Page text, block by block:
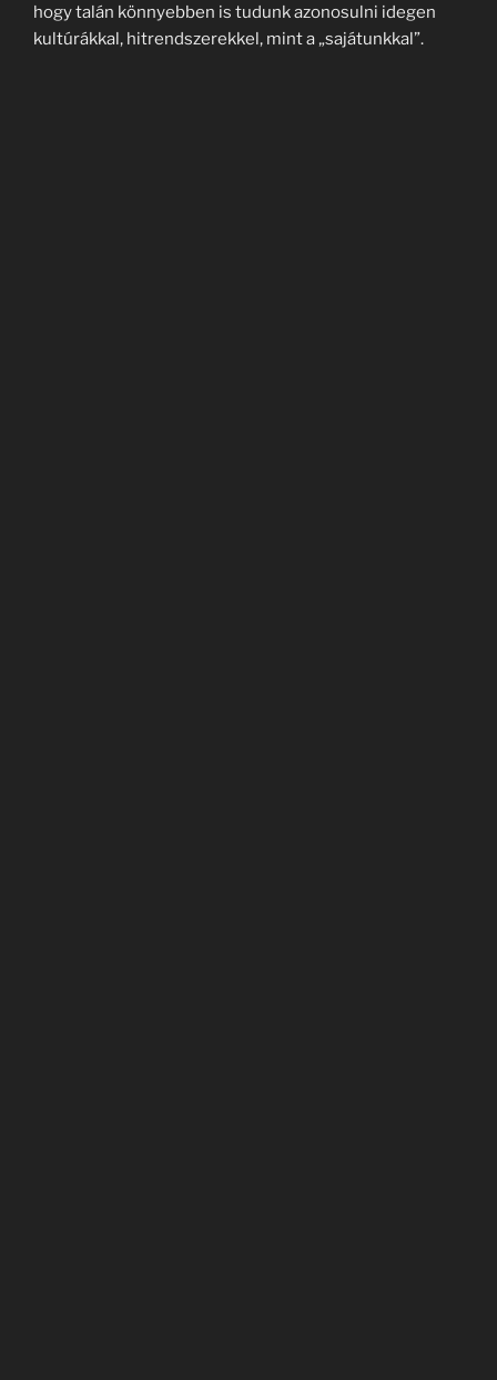
hogy talán könnyebben is tudunk azonosulni idegen
kultúrákkal, hitrendszerekkel, mint a „sajátunkkal”.